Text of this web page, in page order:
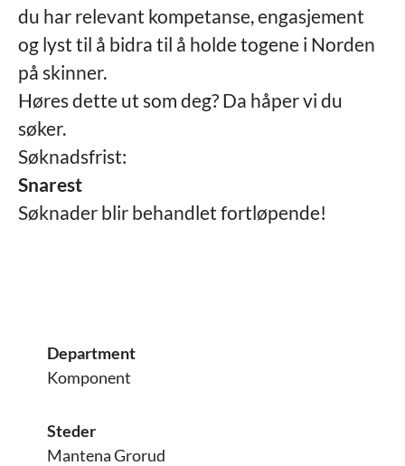
du har relevant kompetanse, engasjement
og lyst til å bidra til å holde togene i Norden
på skinner.
Høres dette ut som deg? Da håper vi du
søker.
Søknadsfrist:
Snarest
Søknader blir behandlet fortløpende!
Department
Komponent
Steder
Mantena Grorud